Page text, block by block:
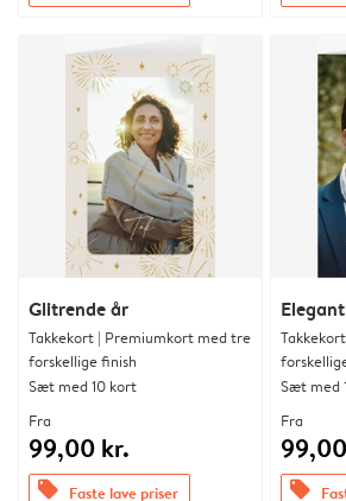
Glitrende år
Takkekort | Premiumkort med tre
forskellige finish
Sæt med 10 kort
Fra
99,00 kr.
offers Faste lave priser
Sæt med
Fra
offers